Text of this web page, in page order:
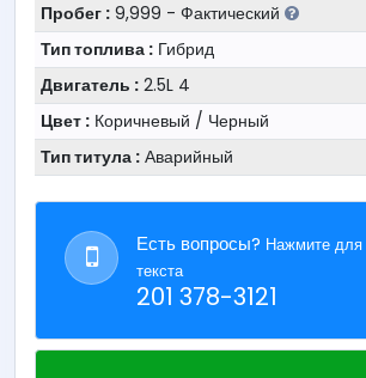
Пробег :9,999 - Фактический
Тип топлива :Гибрид
Двигатель :2.5L 4
Цвет :Коричневый / Черный
Тип титула :Аварийный
Есть вопросы? Нажмите для
текста
201 378-3121